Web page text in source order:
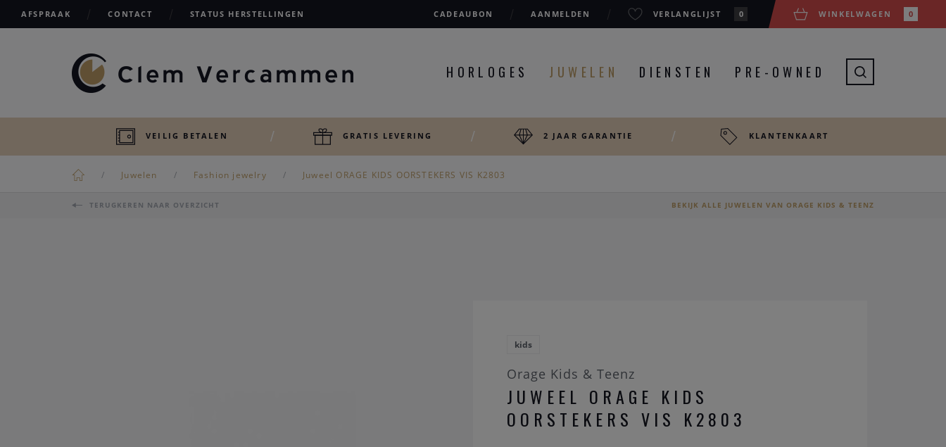
AFSPRAAK CONTACT STATUS HERSTELLINGEN CADEAUBON AANMELDEN VERLANGLIJST 0 WINKELWAGEN 0
HORLOGES JUWELEN DIENSTEN PRE-OWNED
VEILIG BETALEN GRATIS LEVERING 2 JAAR GARANTIE KLANTENKAART
Juwelen Fashion jewelry Juweel ORAGE KIDS OORSTEKERS VIS K2803
TERUGKEREN NAAR OVERZICHT BEKIJK ALLE JUWELEN VAN ORAGE KIDS & TEENZ
kids
Orage Kids & Teenz
JUWEEL ORAGE KIDS
OORSTEKERS VIS K2803